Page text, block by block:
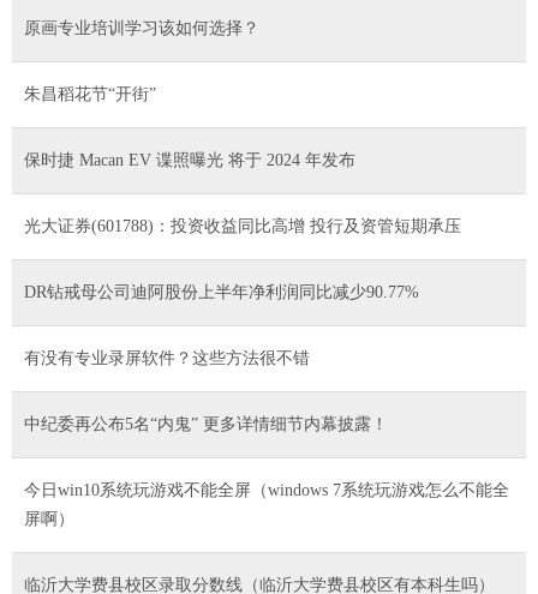
原画专业培训学习该如何选择？
朱昌稻花节“开街”
保时捷 Macan EV 谍照曝光 将于 2024 年发布
光大证券(601788)：投资收益同比高增 投行及资管短期承压
DR钻戒母公司迪阿股份上半年净利润同比减少90.77%
有没有专业录屏软件？这些方法很不错
中纪委再公布5名“内鬼” 更多详情细节内幕披露！
今日win10系统玩游戏不能全屏（windows 7系统玩游戏怎么不能全
屏啊）
临沂大学费县校区录取分数线（临沂大学费县校区有本科生吗）